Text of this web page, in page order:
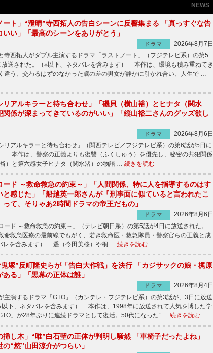
NEWS
ート」“澄晴”寺西拓人の告白シーンに反響集まる 「真っすぐな告
いい」「最高のシーンをありがとう」
ドラマ
2026年8月7日
寺西拓人がダブル主演するドラマ「ラストノート」（フジテレビ系）の第5
放送された。（※以下、ネタバレを含みます） 本作は、環境も積み重ねてき
違う、交わるはずのなかった歳の差の男女が静かに引かれ合い、人生で …
リアルキラーと待ち合わせ」「磯貝（横山裕）とヒナタ（関水
関係が深まってきているのがいい」「縦山裕二さんのグッズ欲し
ドラマ
2026年8月6日
リアルキラーと待ち合わせ」（関西テレビ／フジテレビ系）の第6話が5日に
本作は、警察の正義よりも復讐（ふくしゅう）を優先し、秘密の共犯関係
）と第六感女子ヒナタ（関水渚）の物語 … 続きを読む
ード ～救命救急の約束～」「人間関係、特に人を指導するのはす
と感じた」「船越英一郎さんが『刑事面に似ていると言われたこ
って、そりゃあ2時間ドラマの帝王だもの」
ドラマ
2026年8月6日
ド ～救命救急の約束～」（テレビ朝日系）の第5話が4日に放送された。
命救急医療の最前線でもがく、若き救命医・救急隊員・警察官らの正義と成
レを含みます） 遥（今田美桜）や桐 … 続きを読む
鬼塚”反町隆史らが「告白大作戦」を決行 「カジサックの娘・梶原
ある」「黒幕の正体は誰」
ドラマ
2026年8月4日
主演するドラマ「GTO」（カンテレ・フジテレビ系）の第3話が、3日に放送
以下、ネタバレを含みます） 本作は、1998年に放送されて人気を博した学
」が28年ぶりに連続ドラマとして復活。50代になった“ … 続きを読む
挿し木」“唯”白石聖の正体が判明し騒然 「車椅子だったよね」
の“悠”山田涼介がつらい」